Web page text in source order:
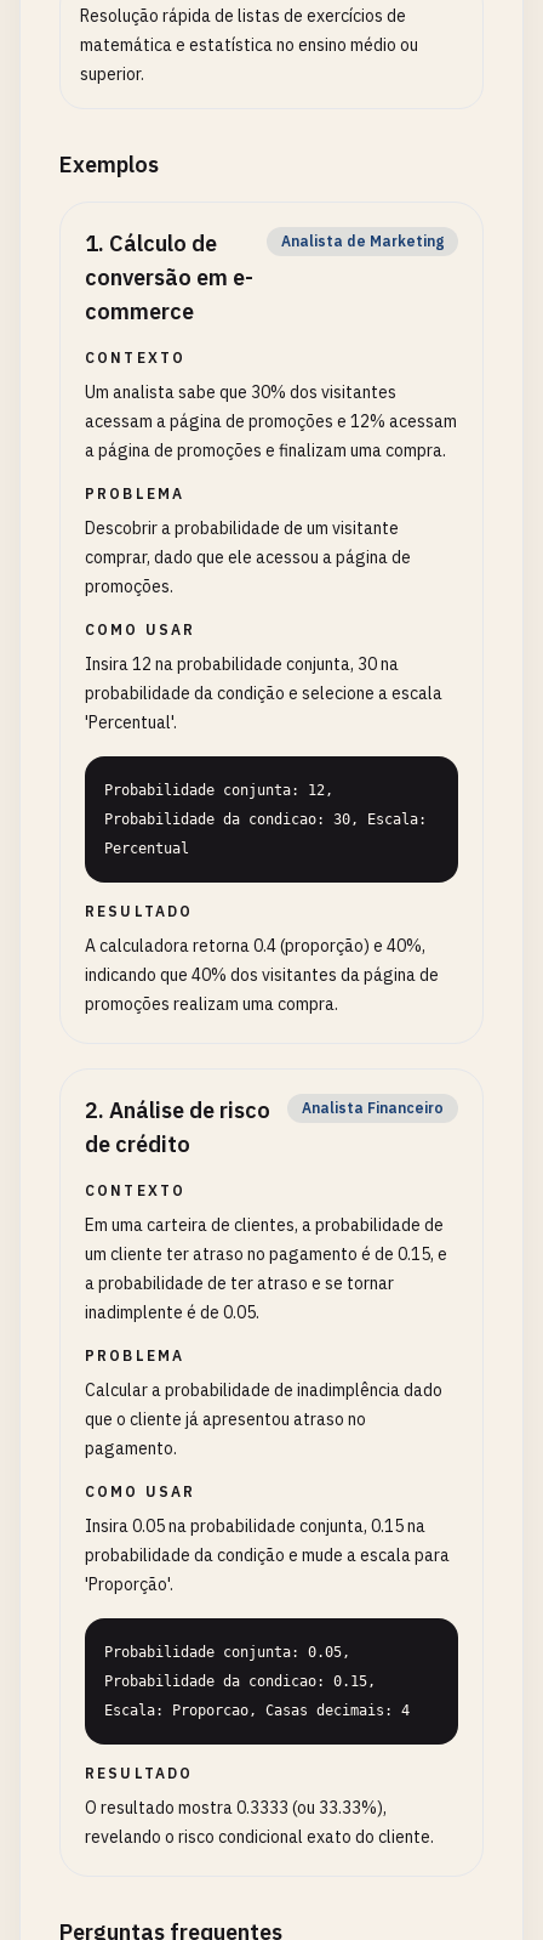
Resolução rápida de listas de exercícios de
matemática e estatística no ensino médio ou
superior.
Exemplos
1. Cálculo de
conversão em e-
commerce
Analista de Marketing
CONTEXTO
Um analista sabe que 30% dos visitantes
acessam a página de promoções e 12% acessam
a página de promoções e finalizam uma compra.
PROBLEMA
Descobrir a probabilidade de um visitante
comprar, dado que ele acessou a página de
promoções.
COMO USAR
Insira 12 na probabilidade conjunta, 30 na
probabilidade da condição e selecione a escala
'Percentual'.
Probabilidade conjunta: 12,
Probabilidade da condicao: 30, Escala:
Percentual
RESULTADO
A calculadora retorna 0.4 (proporção) e 40%,
indicando que 40% dos visitantes da página de
promoções realizam uma compra.
2. Análise de risco
de crédito
Analista Financeiro
CONTEXTO
Em uma carteira de clientes, a probabilidade de
um cliente ter atraso no pagamento é de 0.15, e
a probabilidade de ter atraso e se tornar
inadimplente é de 0.05.
PROBLEMA
Calcular a probabilidade de inadimplência dado
que o cliente já apresentou atraso no
pagamento.
COMO USAR
Insira 0.05 na probabilidade conjunta, 0.15 na
probabilidade da condição e mude a escala para
'Proporção'.
Probabilidade conjunta: 0.05,
Probabilidade da condicao: 0.15,
Escala: Proporcao, Casas decimais: 4
RESULTADO
O resultado mostra 0.3333 (ou 33.33%),
revelando o risco condicional exato do cliente.
Perguntas frequentes